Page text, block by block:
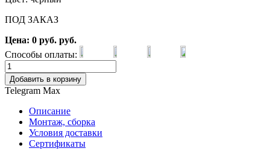
ПОД ЗАКАЗ
Цена: 0 руб. руб.
Способы оплаты:
Добавить в корзину
Telegram Max
Описание
Монтаж, сборка
Условия доставки
Сертификаты